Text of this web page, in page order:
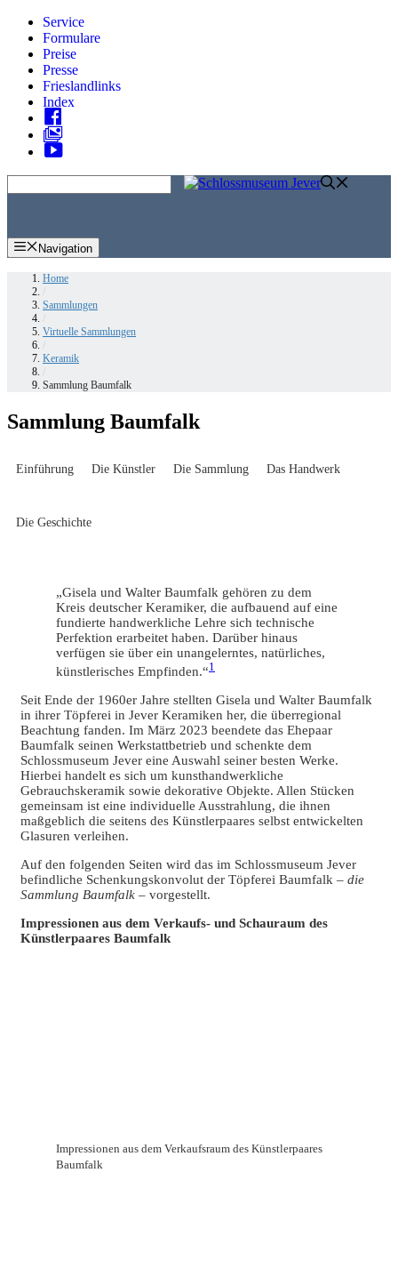
Zum
Inhalt
springen
Service
Formulare
Preise
Presse
Frieslandlinks
Index
to
Navigation
Home
Sammlungen
Virtuelle Sammlungen
Keramik
Sammlung Baumfalk
Sammlung Baumfalk
Einführung Die Künstler Die Sammlung Das Handwerk
Die Geschichte
„Gisela und Walter Baumfalk gehören zu dem
Kreis deutscher Keramiker, die aufbauend auf eine
fundierte handwerkliche Lehre sich technische
Perfektion erarbeitet haben. Darüber hinaus
verfügen sie über ein unangelerntes, natürliches,
künstlerisches Empfinden.“1
Seit Ende der 1960er Jahre stellten Gisela und Walter Baumfalk
in ihrer Töpferei in Jever Keramiken her, die überregional
Beachtung fanden. Im März 2023 beendete das Ehepaar
Baumfalk seinen Werkstattbetrieb und schenkte dem
Schlossmuseum Jever eine Auswahl seiner besten Werke.
Hierbei handelt es sich um kunsthandwerkliche
Gebrauchskeramik sowie dekorative Objekte. Allen Stücken
gemeinsam ist eine individuelle Ausstrahlung, die ihnen
maßgeblich die seitens des Künstlerpaares selbst entwickelten
Glasuren verleihen.
Auf den folgenden Seiten wird das im Schlossmuseum Jever
befindliche Schenkungskonvolut der Töpferei Baumfalk – die
Sammlung Baumfalk – vorgestellt.
Impressionen aus dem Verkaufs- und Schauraum des
Künstlerpaares Baumfalk
Impressionen aus dem Verkaufsraum des Künstlerpaares
Baumfalk